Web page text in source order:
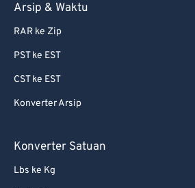
Arsip & Waktu
RAR ke Zip
PST ke EST
CST ke EST
Konverter Arsip
Konverter Satuan
Lbs ke Kg